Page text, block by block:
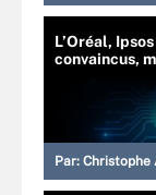
L’Oréal,
convaincus,
Par: Christophe